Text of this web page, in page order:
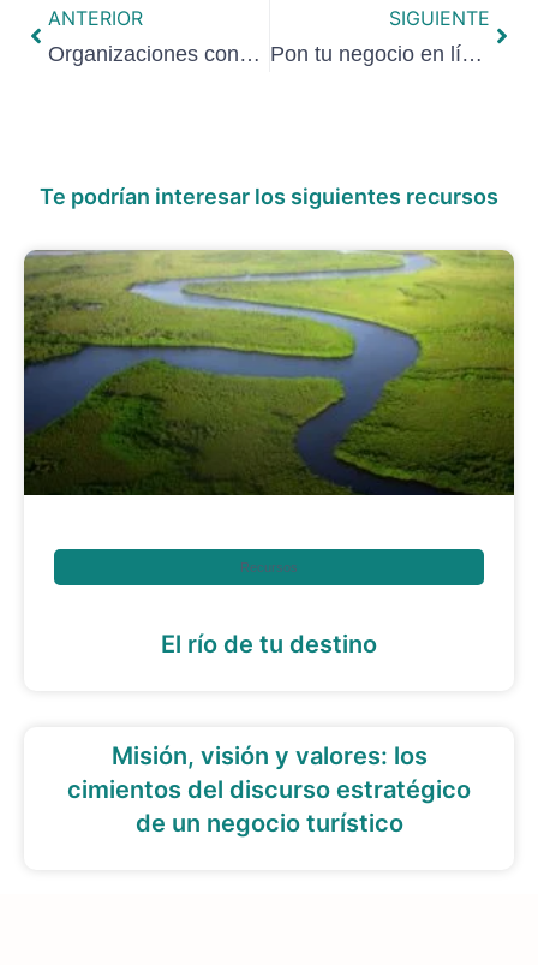
ANTERIOR
Organizaciones conscientes y sostenibles: un reto trascendente
SIGUIENTE
Pon tu negocio en línea
Te podrían interesar los siguientes recursos
Recursos
El río de tu destino
Misión, visión y valores: los
cimientos del discurso estratégico
de un negocio turístico